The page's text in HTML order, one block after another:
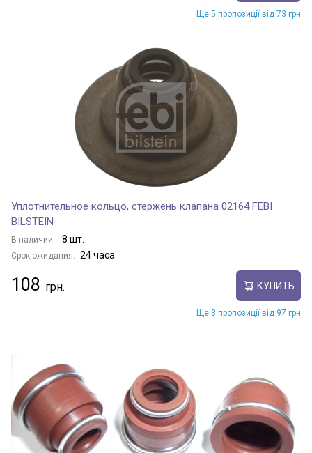
Ще 5 пропозиції від 73 грн
Уплотнительное кольцо, стержень клапана 02164 FEBI
BILSTEIN
В наличии: 8 шт.
Срок ожидания: 24 часа
108 КУПИТЬ
Ще 3 пропозиції від 97 грн